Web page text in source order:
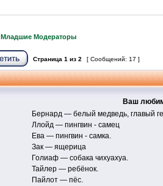
Младшие Модераторы
Страница 1 из 2 [ Сообщений: 17 ]
Ваш
Бернард — белый медведь, главый
Ллойд — пингвин - самец
Ева — пингвин - самка.
Зак — ящерица
Голиаф — собака чихуахуа.
Тайлер — ребёнок.
Пайлот — пёс.